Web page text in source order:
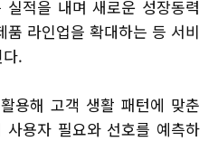
적을 내며 새로운 성장동력
라인업을 확대하는 등 서비
.
용해 고객 생활 패턴에 맞춘
사용자 필요와 선호를 예측하